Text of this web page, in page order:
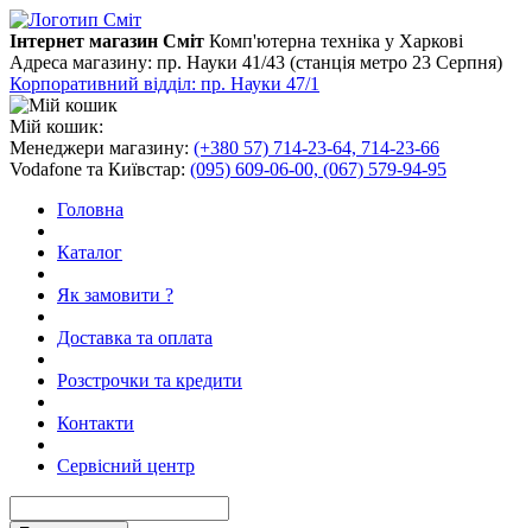
Інтернет магазин Сміт Комп'ютерна техніка у Харкові
Адреса магазину: пр. Науки 41/43 (станція метро 23 Серпня)
Корпоративний відділ: пр. Науки 47/1
Мій кошик:
Менеджери магазину: (+380 57) 714-23-64, 714-23-66
Vodafone та Київстар: (095) 609-06-00, (067) 579-94-95
Головна
Каталог
Як замовити ?
Доставка та оплата
Розстрочки та кредити
Контакти
Сервісний центр